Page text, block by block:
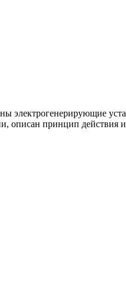
описан принцип действия